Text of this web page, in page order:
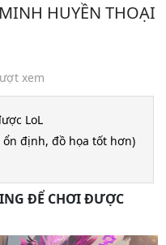
HUYỀN THOẠI
xem
LoL
định, đồ họa tốt hơn)
ĐỂ CHƠI ĐƯỢC